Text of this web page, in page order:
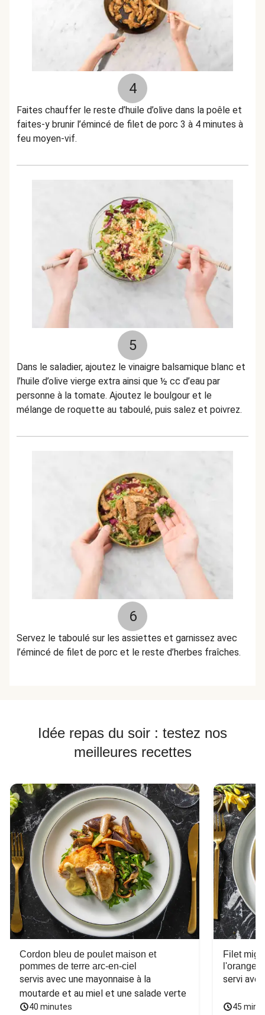
4
Faites chauffer le reste d’huile d’olive dans la poêle et
faites-y brunir l’émincé de filet de porc 3 à 4 minutes à
feu moyen-vif.
5
Dans le saladier, ajoutez le vinaigre balsamique blanc et
l’huile d’olive vierge extra ainsi que ½ cc d’eau par
personne à la tomate. Ajoutez le boulgour et le
mélange de roquette au taboulé, puis salez et poivrez.
6
Servez le taboulé sur les assiettes et garnissez avec
l’émincé de filet de porc et le reste d’herbes fraîches.
Idée repas du soir : testez nos
meilleures recettes
Cordon bleu de poulet maison et
pommes de terre arc-en-ciel
servis avec une mayonnaise à la
moutarde et au miel et une salade verte
40 minutes
Filet
l'orange
servi
45